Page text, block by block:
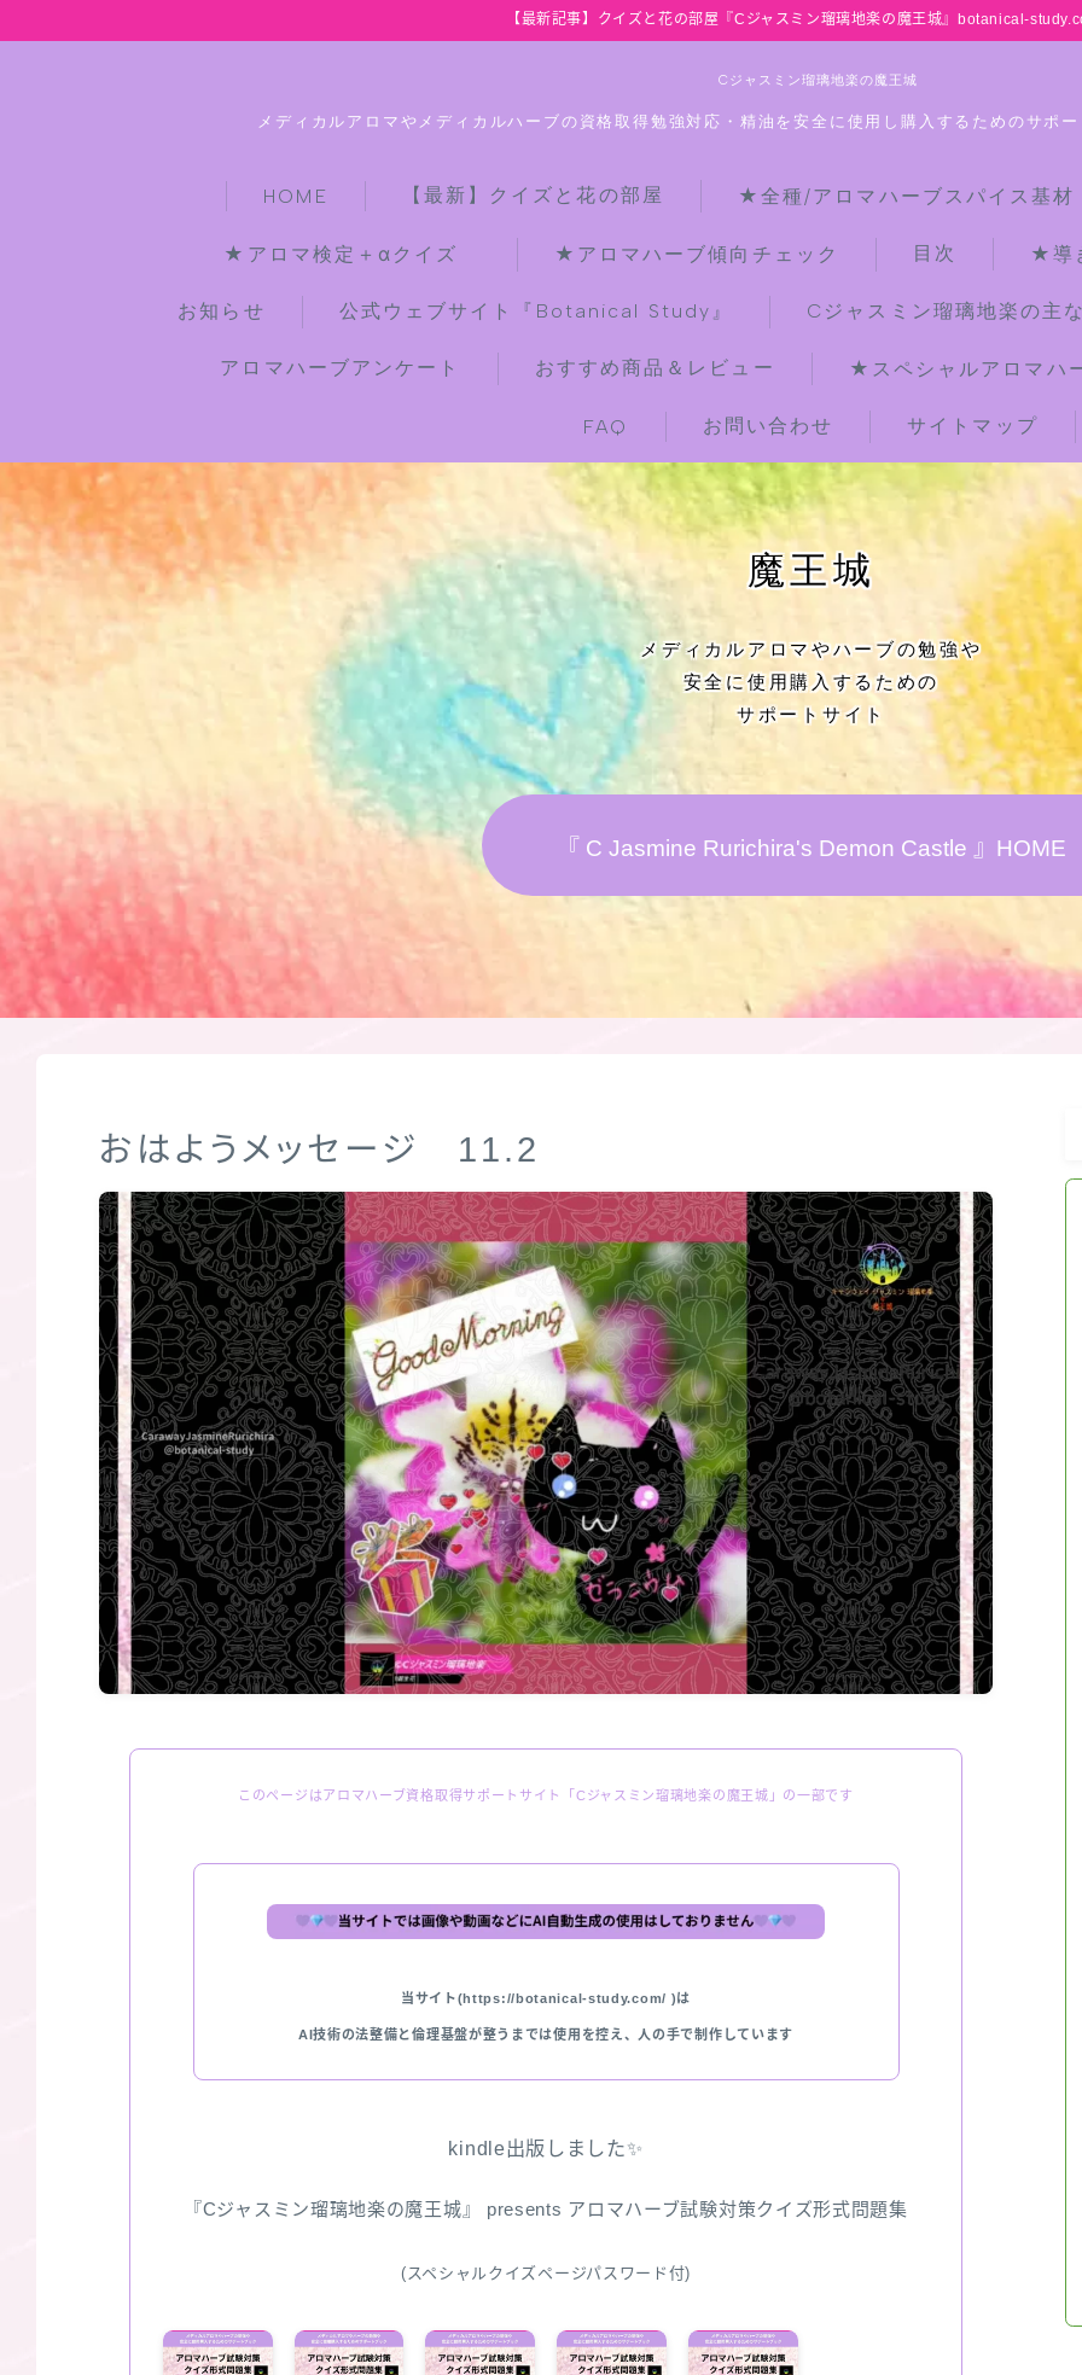
【最新記事】クイズと花の部屋『Cジャスミン瑠璃地楽の魔王城』botanical-
Cジャスミン瑠璃地楽の魔王城
メディカルアロマやメディカルハーブの資格取得勉強対応・精油を安全に使用し購入するためのサポ
HOME 【最新】クイズと花の部屋 ★全種/アロマハーブスパイス基
★アロマ検定＋αクイズ ★アロマハーブ傾向チェック 目次 ★導
お知らせ 公式ウェブサイト『Botanical Study』 Cジャスミン瑠璃地楽の主
アロマハーブアンケート おすすめ商品＆レビュー ★スペシャルアロマハ
FAQ お問い合わせ サイトマップ
【最新】クイズと花の部屋
★全種/アロマハーブスパイス基材 プ
★アロマ検定＋αクイズ
★アロマハーブ傾向チェック
★導きの階層図/目次
お知らせ
公式ウェブサイト『Botanical Study』
Cジャスミン瑠璃地楽の主な活動先リン
おすすめ商品＆レビュー
★スペシャルアロマハーブ４択クイズ
(kindle出版限定)
FAQ
お問い合わせ
サイトマップ
魔王城
メディカルアロマやハーブの勉強や
安全に使用購入するための
サポートサイト
『 C Jasmine Rurichira's Demon Castle 』HOME
おはようメッセージ 11.2
このページはアロマハーブ資格取得サポートサイト「Cジャスミン瑠璃地楽の魔王城」の一部です
当サイト(https://botanical-study.com/ )は
AI技術の法整備と倫理基盤が整うまでは使用を控え、人の手で制作しています
kindle出版しました✨
『Cジャスミン瑠璃地楽の魔王城』 presents アロマハーブ試験対策クイズ形式問題集
(スペシャルクイズページパスワード付)